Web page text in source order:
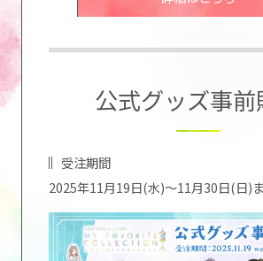
公式グッズ事前
受注期間
2025年11月19日(水)～11月30日(日)